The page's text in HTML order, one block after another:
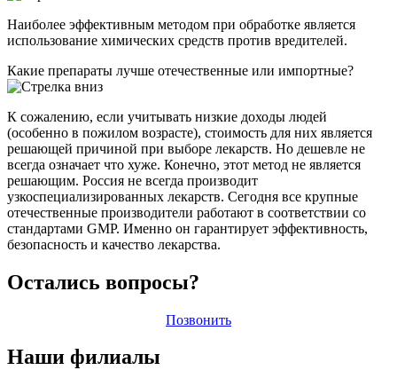
Наиболее эффективным методом при обработке является
использование химических средств против вредителей.
Какие препараты лучше отечественные или импортные?
К сожалению, если учитывать низкие доходы людей
(особенно в пожилом возрасте), стоимость для них является
решающей причиной при выборе лекарств. Но дешевле не
всегда означает что хуже. Конечно, этот метод не является
решающим. Россия не всегда производит
узкоспециализированных лекарств. Сегодня все крупные
отечественные производители работают в соответствии со
стандартами GMP. Именно он гарантирует эффективность,
безопасность и качество лекарства.
Остались вопросы?
Позвонить
Наши филиалы